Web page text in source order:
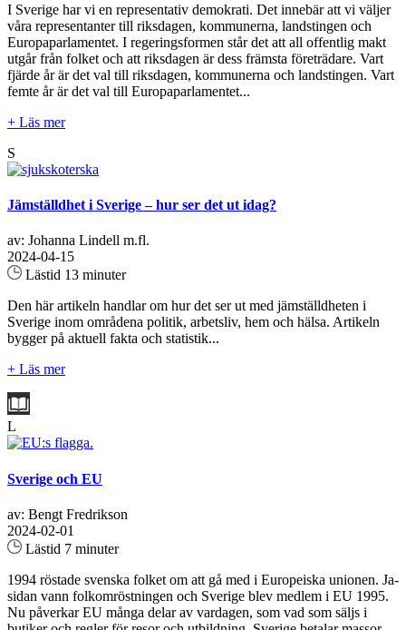
I Sverige har vi en representativ demokrati. Det innebär att vi väljer
våra representanter till riksdagen, kommunerna, landstingen och
Europaparlamentet. I regeringsformen står det att all offentlig makt
utgår från folket och att riksdagen är dess främsta företrädare. Vart
fjärde år är det val till riksdagen, kommunerna och landstingen. Vart
femte år är det val till Europaparlamentet...
+ Läs mer
S
Jämställdhet i Sverige – hur ser det ut idag?
av: Johanna Lindell m.fl.
2024-04-15
Lästid 13 minuter
Den här artikeln handlar om hur det ser ut med jämställdheten i
Sverige inom områdena politik, arbetsliv, hem och hälsa. Artikeln
bygger på aktuell fakta och statistik...
+ Läs mer
L
Sverige och EU
av: Bengt Fredrikson
2024-02-01
Lästid 7 minuter
1994 röstade svenska folket om att gå med i Europeiska unionen. Ja-
sidan vann folkomröstningen och Sverige blev medlem i EU 1995.
Nu påverkar EU många delar av vardagen, som vad som säljs i